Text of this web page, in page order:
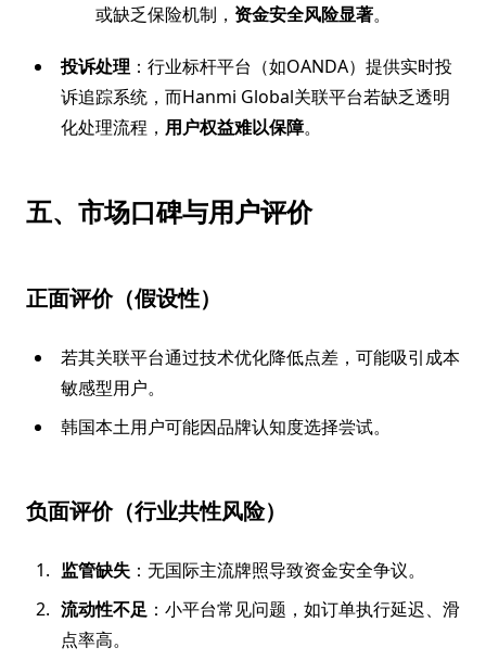
或缺乏保险机制， 资金安全风险显著。
投诉处理 ：行业标杆平台（如OANDA）提供实时投
诉追踪系统，而Hanmi Global关联平台若缺乏透明
化处理流程， 用户权益难以保障。
五、市场口碑与用户评价
正面评价（假设性）
若其关联平台通过技术优化降低点差，可能吸引成本
敏感型用户。
韩国本土用户可能因品牌认知度选择尝试。
负面评价（行业共性风险）
监管缺失 ：无国际主流牌照导致资金安全争议。
流动性不足 ：小平台常见问题，如订单执行延迟、滑
点率高。